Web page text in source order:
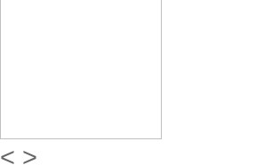
< >